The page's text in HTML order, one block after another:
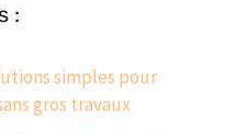
:
simples pour
gros travaux